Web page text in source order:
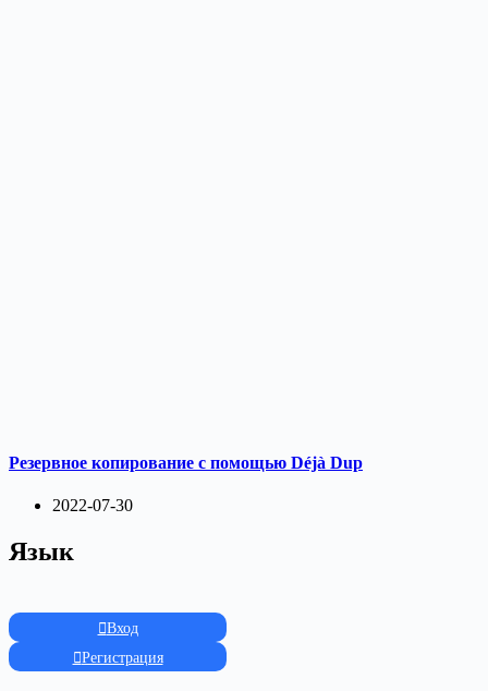
Резервное копирование с помощью Déjà Dup
2022-07-30
Язык
Вход
Регистрация